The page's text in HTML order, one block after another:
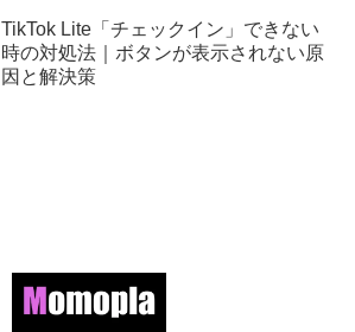
TikTok Lite「チェックイン」できない
時の対処法｜ボタンが表示されない原
因と解決策